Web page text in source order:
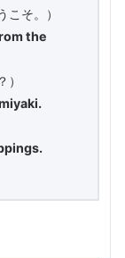
こそ。）
the